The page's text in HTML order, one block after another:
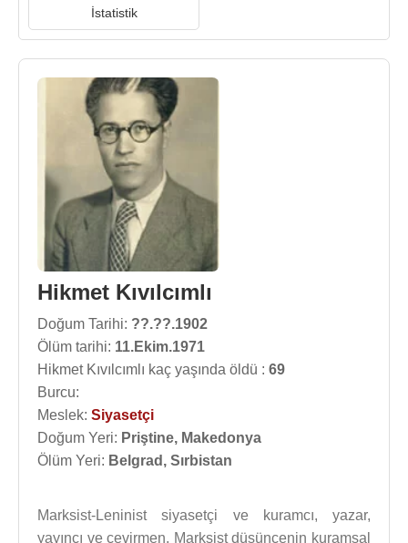
İstatistik
Hikmet Kıvılcımlı
Doğum Tarihi: ??.??.1902
Ölüm tarihi: 11.Ekim.1971
Hikmet Kıvılcımlı kaç yaşında öldü : 69
Burcu:
Meslek: Siyasetçi
Doğum Yeri: Priştine, Makedonya
Ölüm Yeri: Belgrad, Sırbistan
Marksist-Leninist siyasetçi ve kuramcı, yazar,
yayıncı ve çevirmen. Marksist düşüncenin kuramsal